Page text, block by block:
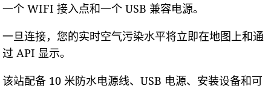
一个 WIFI 接入点和一个 USB 兼容电源。
一旦连接，您的实时空气污染水平将立即在地图上和通
过 API 显示。
该站配备 10 米防水电源线、USB 电源、安装设备和可